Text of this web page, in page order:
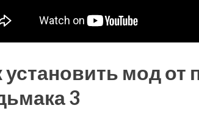
установить мод от
3